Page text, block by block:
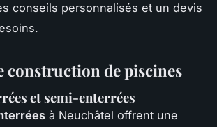
conseils personnalisés et un devis
construction de piscines
et semi-enterrées
à Neuchâtel offrent une